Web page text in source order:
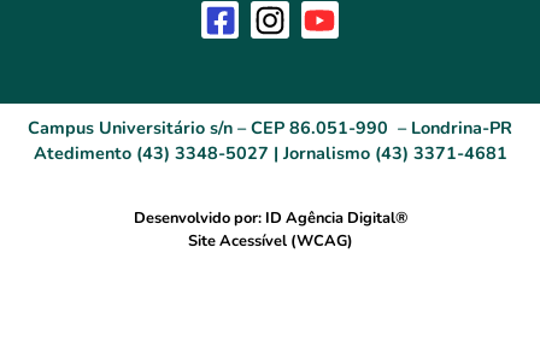
Campus Universitário s/n – CEP 86.051-990 – Londrina-PR
Atedimento (43) 3348-5027 | Jornalismo (43) 3371-4681
Desenvolvido por: ID Agência Digital®
Site Acessível (WCAG)